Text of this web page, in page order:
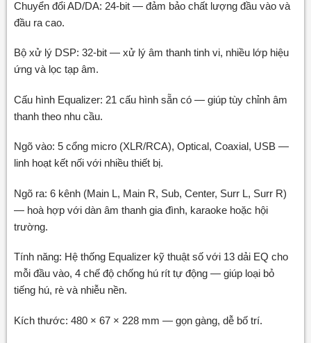
Chuyển đổi AD/DA: 24-bit — đảm bảo chất lượng đầu vào và
đầu ra cao.
Bộ xử lý DSP: 32-bit — xử lý âm thanh tinh vi, nhiều lớp hiệu
ứng và lọc tạp âm.
Cấu hình Equalizer: 21 cấu hình sẵn có — giúp tùy chỉnh âm
thanh theo nhu cầu.
Ngõ vào: 5 cổng micro (XLR/RCA), Optical, Coaxial, USB —
linh hoạt kết nối với nhiều thiết bị.
Ngõ ra: 6 kênh (Main L, Main R, Sub, Center, Surr L, Surr R)
— hoà hợp với dàn âm thanh gia đình, karaoke hoặc hội
trường.
Tính năng: Hệ thống Equalizer kỹ thuật số với 13 dải EQ cho
mỗi đầu vào, 4 chế độ chống hú rít tự động — giúp loại bỏ
tiếng hú, rè và nhiễu nền.
Kích thước: 480 × 67 × 228 mm — gọn gàng, dễ bố trí.